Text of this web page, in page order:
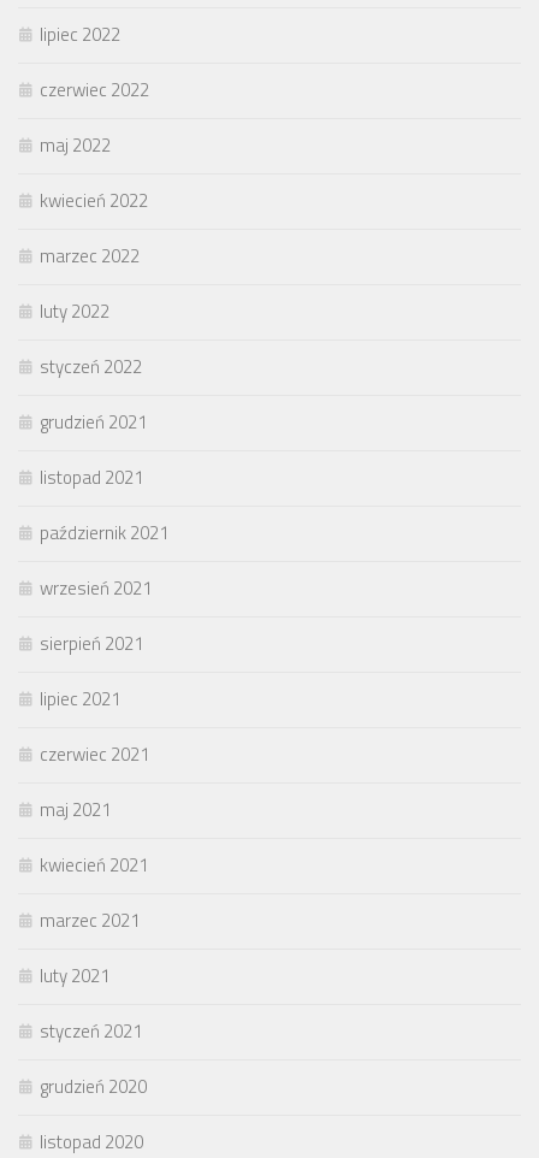
lipiec 2022
czerwiec 2022
maj 2022
kwiecień 2022
marzec 2022
luty 2022
styczeń 2022
grudzień 2021
listopad 2021
październik 2021
wrzesień 2021
sierpień 2021
lipiec 2021
czerwiec 2021
maj 2021
kwiecień 2021
marzec 2021
luty 2021
styczeń 2021
grudzień 2020
listopad 2020